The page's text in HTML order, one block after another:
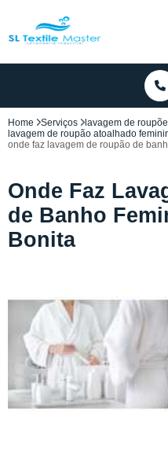
Home Serviços
lavagem de
lavagem de roupão atoalhado
onde faz lavagem de roupão de
Onde Faz
de Banho
Bonita